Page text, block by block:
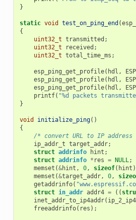
}
static void test_on_ping_end (
{
uint32_t transmitted ;
uint32_t
received ;
uint32_t total_time_ms ;
esp_ping_get_profile( hdl ,
esp_ping_get_profile( hdl ,
esp_ping_get_profile( hdl ,
printf( "%d packets
}
void initialize_ping()
{
/* convert URL to IP
ip_addr_t target_addr;
struct addrinfo hint ;
struct addrinfo * res = NULL;
memset (&hint , 0, sizeof( hint
memset (&target_addr, 0,
getaddrinfo(
struct in_addr addr4 = ((
inet_addr_to_ip4addr( ip_2_ip4
freeaddrinfo( res );